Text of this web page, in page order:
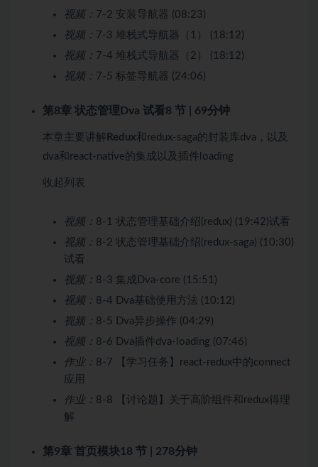
视频： 7-2 安装导航器 (08:23)
视频： 7-3 堆栈式导航器（1） (18:12)
视频： 7-4 堆栈式导航器（2） (18:12)
视频： 7-5 标签导航器 (24:06)
第8章 状态管理Dva 试看8 节 | 69分钟
本章主要讲解 Redux和redux-saga的封装库dva，以及
dva和react-native的集成以及插件loading
收起列表
视频： 8-1 状态管理基础介绍(redux) (19:42)试看
视频： 8-2 状态管理基础介绍(redux-saga) (10:30)
试看
视频： 8-3 集成Dva-core (15:51)
视频： 8-4 Dva基础使用方法 (10:12)
视频： 8-5 Dva异步操作 (04:29)
视频： 8-6 Dva插件dva-loading (07:46)
作业： 8-7 【学习任务】react-redux中的connect
应用
作业： 8-8 【讨论题】关于高阶组件和redux得理
解
第9章 首页模块18 节 | 278分钟